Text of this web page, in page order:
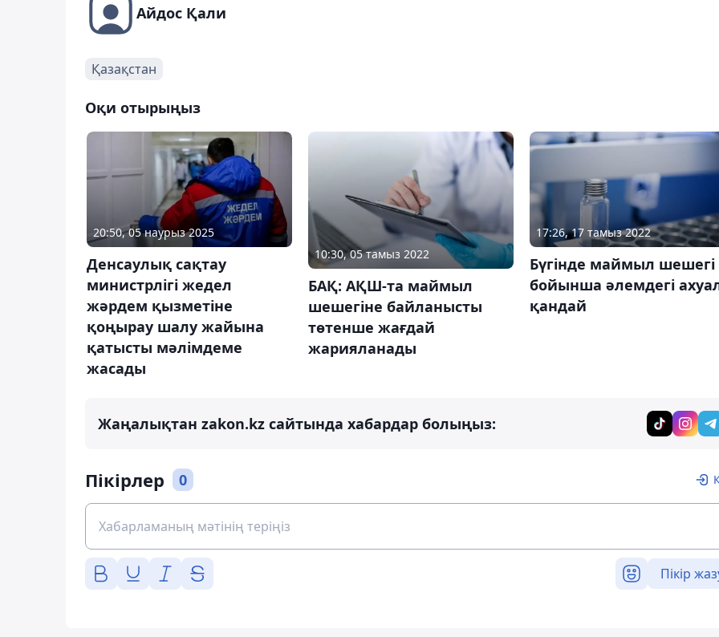
Айдос Қали
Қазақстан
Оқи отырыңыз
20:50, 05 наурыз 2025
Денсаулық сақтау
министрлігі жедел
жәрдем қызметіне
қоңырау шалу жайына
қатысты мәлімдеме
жасады
10:30, 05 тамыз 2022
БАҚ: АҚШ-та маймыл
шешегіне байланысты
төтенше жағдай
жарияланады
17:26, 17 тамыз 2022
Бүгінде маймыл шешегі
бойынша әлемдегі
қандай
Жаңалықтан zakon.kz сайтында хабардар болыңыз:
Пікірлер 0
Пікір